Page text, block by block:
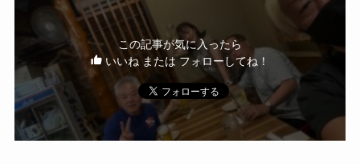
この記事が気に入ったら
いいね または フォローしてね！